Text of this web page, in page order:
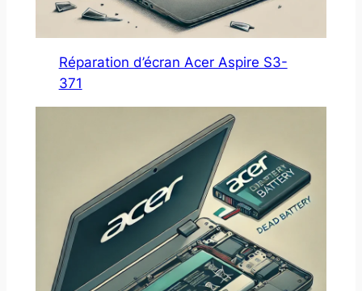
Réparation d’écran Acer Aspire S3-
371